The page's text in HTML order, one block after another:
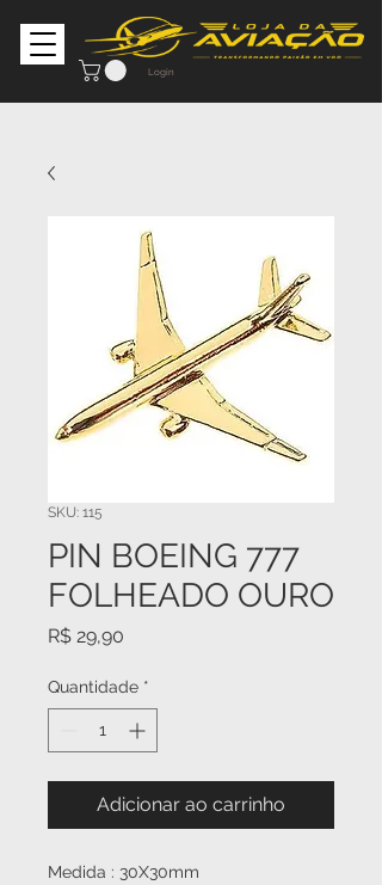
Login
SKU: 115
PIN BOEING 777
FOLHEADO OURO
R$ 29,90
Quantidade *
Adicionar ao carrinho
Medida : 30X30mm